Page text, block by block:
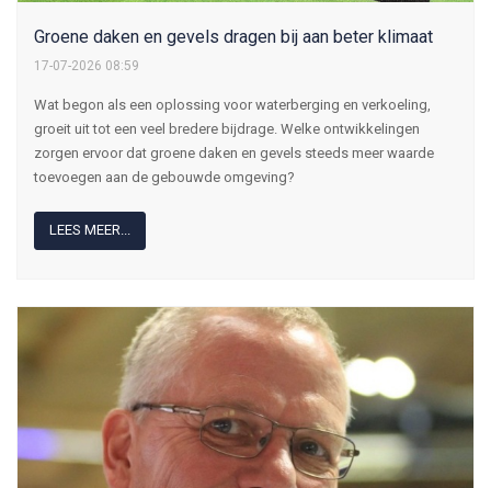
Groene daken en gevels dragen bij aan beter klimaat
17-07-2026 08:59
Wat begon als een oplossing voor waterberging en verkoeling,
groeit uit tot een veel bredere bijdrage. Welke ontwikkelingen
zorgen ervoor dat groene daken en gevels steeds meer waarde
toevoegen aan de gebouwde omgeving?
LEES MEER...